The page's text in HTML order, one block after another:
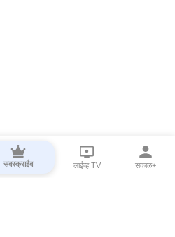
सबस्क्राईब लाईव्ह TV सकाळ+